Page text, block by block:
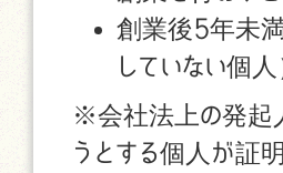
創業後5年未
していない個人
※会社法上の発起
うとする個人が証